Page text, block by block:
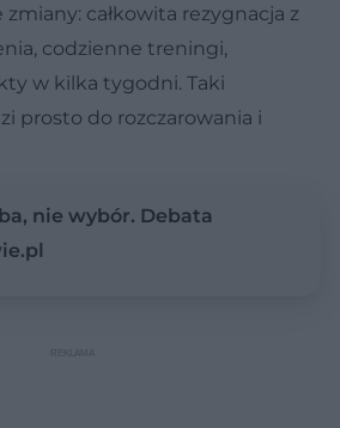
zmiany: całkowita rezygnacja z
codzienne treningi,
w kilka tygodni. Taki
prosto do rozczarowania i
nie wybór. Debata